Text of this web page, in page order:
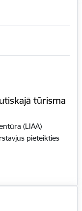
tūrisma
(LIAA)
pieteikties